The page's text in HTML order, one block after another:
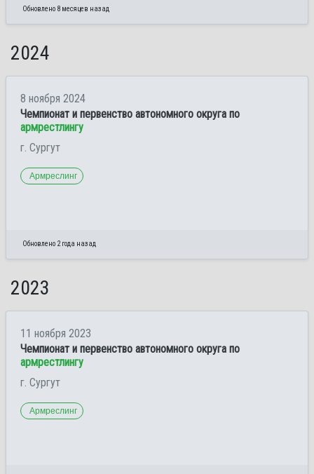
Обновлено 8 месяцев назад
2024
8 ноября 2024
Чемпионат и первенство автономного округа по
армрестлингу
г. Сургут
Армреслинг
Обновлено 2 года назад
2023
11 ноября 2023
Чемпионат и первенство автономного округа по
армрестлингу
г. Сургут
Армреслинг